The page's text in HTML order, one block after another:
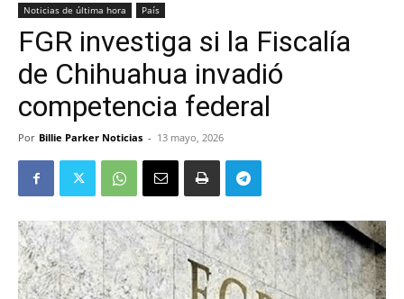
Noticias de última hora País
FGR investiga si la Fiscalía
de Chihuahua invadió
competencia federal
Por Billie Parker Noticias - 13 mayo, 2026